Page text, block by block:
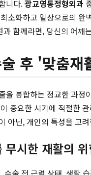
니다.광교영통정형외과
소화하고 일상으로의 완
함께라면, 당신의 어
후 '맞춤재
을 봉합하는 정교한 과
중요한 시기에 적절한
아닌, 개인의 특성을 고
시한 재활의 위